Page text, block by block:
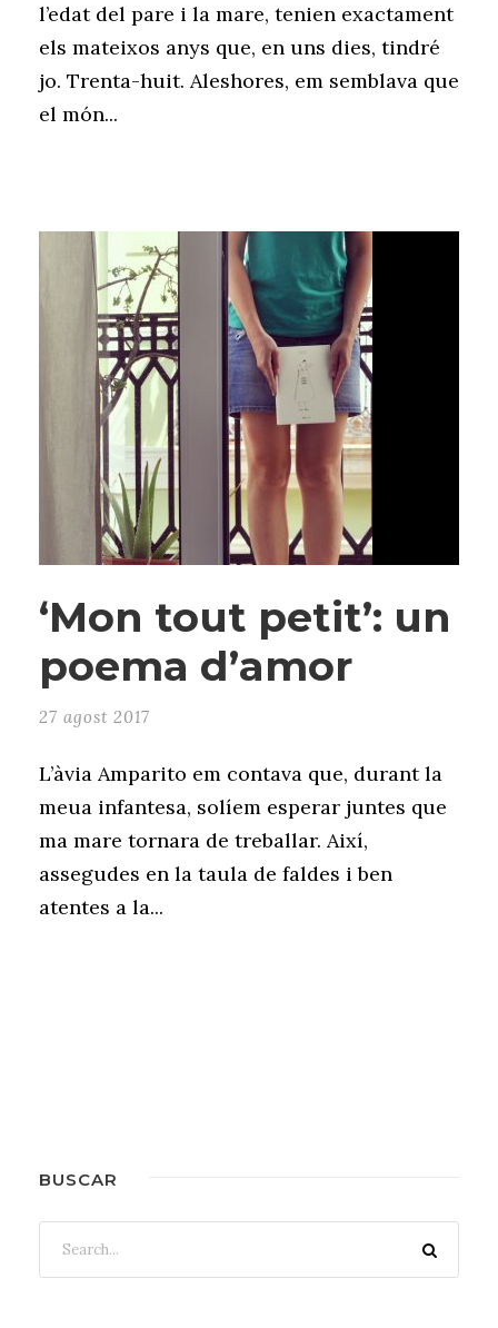
l’edat del pare i la mare, tenien exactament
els mateixos anys que, en uns dies, tindré
jo. Trenta-huit. Aleshores, em semblava que
el món...
‘Mon tout petit’: un
poema d’amor
27 agost 2017
L’àvia Amparito em contava que, durant la
meua infantesa, solíem esperar juntes que
ma mare tornara de treballar. Així,
assegudes en la taula de faldes i ben
atentes a la...
BUSCAR